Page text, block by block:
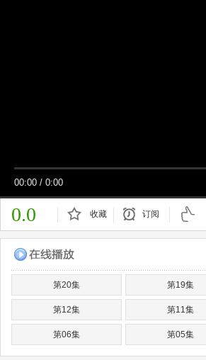
00:00 / 0:00
0.0 收藏 订阅
第20集 第19集
第12集 第11集
第06集 第05集